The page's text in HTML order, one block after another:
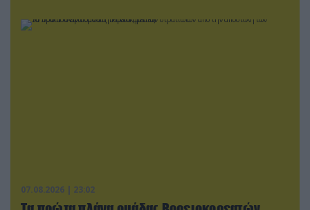
07.08.2026 | 23:02